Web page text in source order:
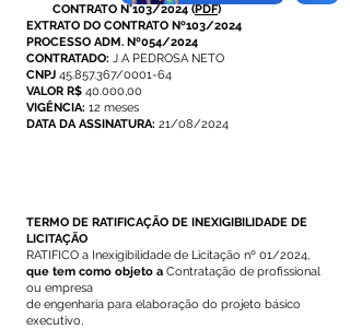
CONTRATO N°103/2024(PDF)
EXTRATO DO CONTRATO Nº103/2024
PROCESSO ADM. Nº054/2024
CONTRATADO: J A PEDROSA NETO
CNPJ 45.857.367/0001-64
VALOR R$ 40.000,00
VIGÊNCIA: 12 meses
DATA DA ASSINATURA: 21/08/2024
TERMO DE RATIFICAÇÃO DE INEXIGIBILIDADE DE
LICITAÇÃO
RATIFICO a Inexigibilidade de Licitação nº 01/2024,
que tem como objeto a Contratação de profissional
ou empresa
de engenharia para elaboração do projeto básico
executivo,